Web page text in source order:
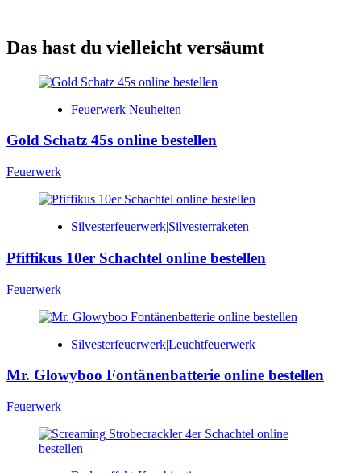
Das hast du vielleicht versäumt
Feuerwerk Neuheiten
Gold Schatz 45s online bestellen
Feuerwerk
Silvesterfeuerwerk|Silvesterraketen
Pfiffikus 10er Schachtel online bestellen
Feuerwerk
Silvesterfeuerwerk|Leuchtfeuerwerk
Mr. Glowyboo Fontänenbatterie online bestellen
Feuerwerk